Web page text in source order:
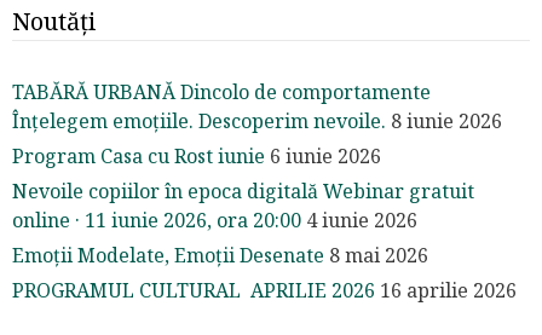
Noutăți
TABĂRĂ URBANĂ Dincolo de comportamente
Înțelegem emoțiile. Descoperim nevoile. 8 iunie 2026
Program Casa cu Rost iunie 6 iunie 2026
Nevoile copiilor în epoca digitală Webinar gratuit
online · 11 iunie 2026, ora 20:00 4 iunie 2026
Emoții Modelate, Emoții Desenate 8 mai 2026
PROGRAMUL CULTURAL APRILIE 2026 16 aprilie 2026